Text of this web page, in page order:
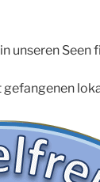
unseren Seen